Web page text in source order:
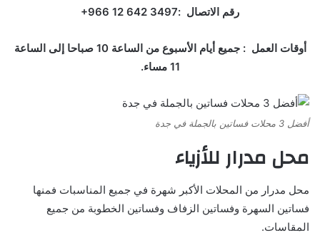
رقم الاتصال :‏‪+966 12 642 3497‏
أوقات العمل : جميع أيام الأسبوع من الساعة 10 صباحا إلى الساعة
11 مساء.
أفضل 3 محلات فساتين بالجملة في جدة
محل مدرار للأزياء
محل مدرار من المحلات الأكبر شهرة في جميع المناسبات فمنها
فساتين السهرة وفساتين الزفاف وفساتين الخطوبة من جميع
المقاسات.